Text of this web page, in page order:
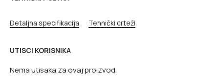
Detaljna specifikacija Tehnički crteži
UTISCI KORISNIKA
Nema utisaka za ovaj proizvod.